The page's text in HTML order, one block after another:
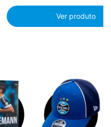
Ver produto